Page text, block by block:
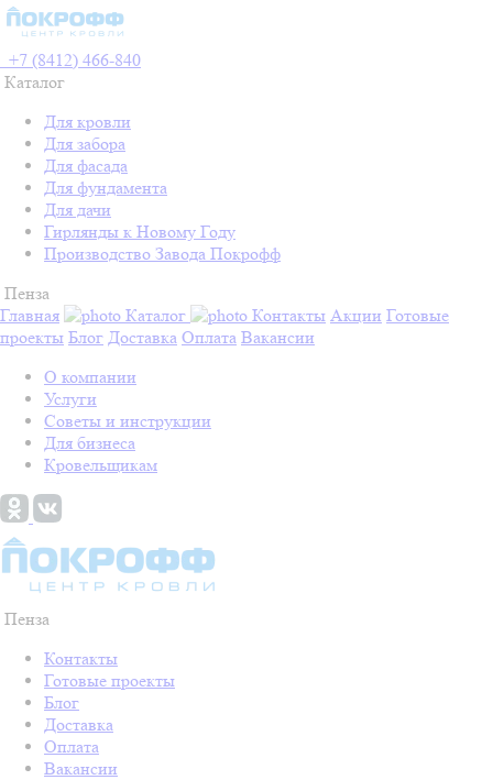
+7 (8412) 466-840
Каталог
Для кровли
Для забора
Для фасада
Для фундамента
Для дачи
Гирлянды к Новому Году
Производство Завода Покрофф
Пенза
Главная
Каталог Контакты Акции Готовые
проекты Блог Доставка Оплата Вакансии
О компании
Услуги
Советы и инструкции
Для бизнеса
Кровельщикам
Пенза
Контакты
Готовые проекты
Блог
Доставка
Оплата
Вакансии